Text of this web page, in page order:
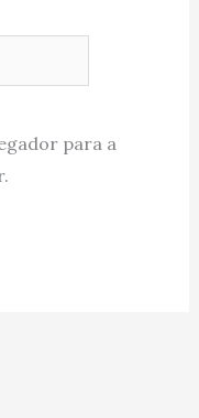
para a